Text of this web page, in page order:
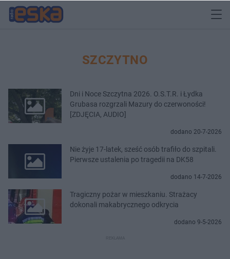
SZCZYTNO
Dni i Noce Szczytna 2026. O.S.T.R. i Łydka
Grubasa rozgrzali Mazury do czerwoności!
[ZDJĘCIA, AUDIO]
dodano 20-7-2026
Nie żyje 17-latek, sześć osób trafiło do szpitali.
Pierwsze ustalenia po tragedii na DK58
dodano 14-7-2026
Tragiczny pożar w mieszkaniu. Strażacy
dokonali makabrycznego odkrycia
dodano 9-5-2026